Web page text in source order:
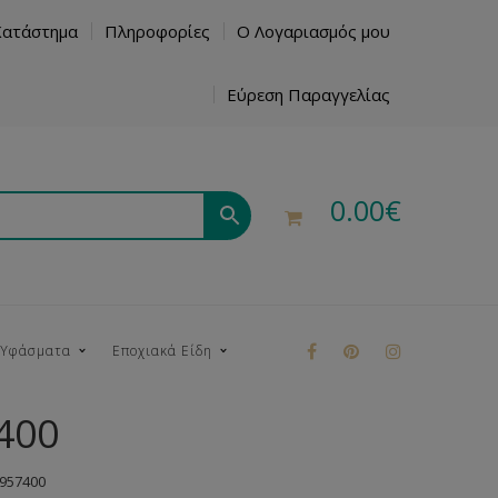
Πληροφορίες Ο Λογαριασμός μου
Εύρεση Παραγγελίας
0.00€
Εποχιακά Είδη